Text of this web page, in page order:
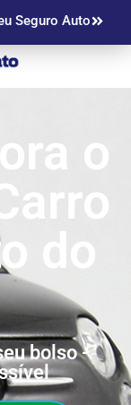
Seguro Auto
o
do
bolso -